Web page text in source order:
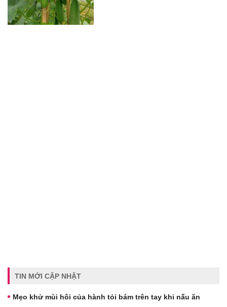
TIN MỚI CẬP NHẬT
Mẹo khử mùi hôi của hành tỏi bám trên tay khi nấu ăn